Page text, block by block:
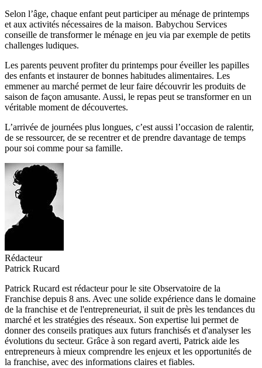
Selon l’âge, chaque enfant peut participer au ménage de printemps
et aux activités nécessaires de la maison. Babychou Services
conseille de transformer le ménage en jeu via par exemple de petits
challenges ludiques.
Les parents peuvent profiter du printemps pour éveiller les papilles
des enfants et instaurer de bonnes habitudes alimentaires. Les
emmener au marché permet de leur faire découvrir les produits de
saison de façon amusante. Aussi, le repas peut se transformer en un
véritable moment de découvertes.
L’arrivée de journées plus longues, c’est aussi l’occasion de ralentir,
de se ressourcer, de se recentrer et de prendre davantage de temps
pour soi comme pour sa famille.
Rédacteur
Patrick Rucard
Patrick Rucard est rédacteur pour le site Observatoire de la
Franchise depuis 8 ans. Avec une solide expérience dans le domaine
de la franchise et de l'entrepreneuriat, il suit de près les tendances du
marché et les stratégies des réseaux. Son expertise lui permet de
donner des conseils pratiques aux futurs franchisés et d'analyser les
évolutions du secteur. Grâce à son regard averti, Patrick aide les
entrepreneurs à mieux comprendre les enjeux et les opportunités de
la franchise, avec des informations claires et fiables.